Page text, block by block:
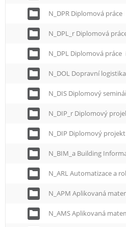
N_DPR Diplomová práce
N_DPL_r Diplomová
N_DPL Diplomová práce
N_DOL Dopravní logistika
N_DIS Diplomový
N_DIP_r Diplomový
N_DIP Diplomový projekt
N_BIM_a Building
N_APM Aplikovaná